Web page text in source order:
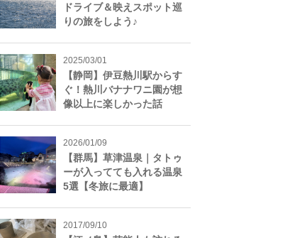
ドライブ＆映えスポット巡
りの旅をしよう♪
2025/03/01
【静岡】伊豆熱川駅からす
ぐ！熱川バナナワニ園が想
像以上に楽しかった話
2026/01/09
【群馬】草津温泉｜タトゥ
ーが入ってても入れる温泉
5選【冬旅に最適】
2017/09/10